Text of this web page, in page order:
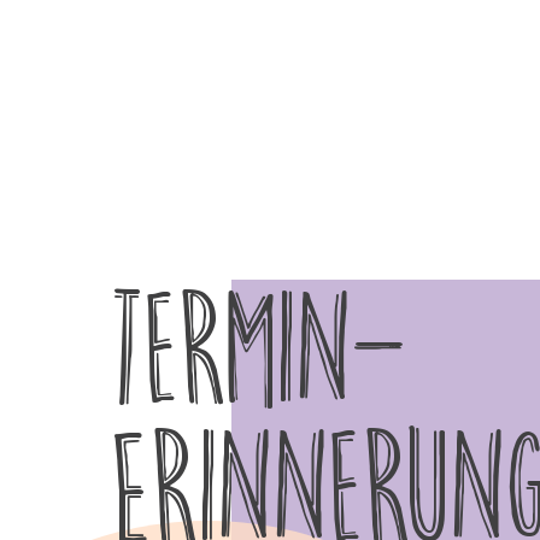
Termin-